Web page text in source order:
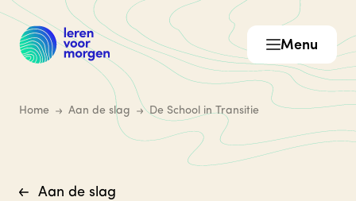
Menu
Home Aan de slag De School in Transitie
Aan de slag